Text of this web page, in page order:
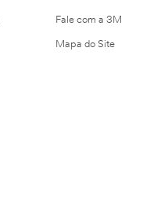
Fale com a 3M
Mapa do Site